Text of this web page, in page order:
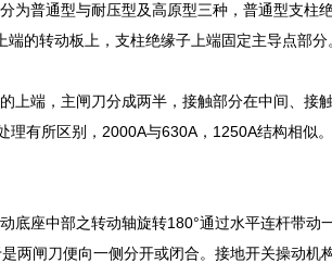
为普通型与耐压型及高原型三种，普通型支柱
的转动板上，支柱绝缘子上端固定主导点部分
上端，主闸刀分成两半，接触部分在中间、接
理有所区别，2000A与630A，1250A结构相似
底座中部之转动轴旋转180°通过水平连杆带
两闸刀便向一侧分开或闭合。接地开关操动